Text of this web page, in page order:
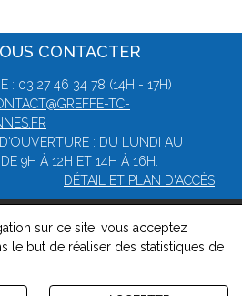
CONTACTER
: 03 27 46 34 78 (14H - 17H)
TC-
D'OUVERTURE : DU LUNDI AU
9H À 12H ET 14H À 16H.
DÉTAIL ET PLAN D'ACCÈS
de commerce de Valenciennes -
-Gestion des cookies-Politique de
et de cookies
sur ce site, vous acceptez
le but de réaliser des statistiques de